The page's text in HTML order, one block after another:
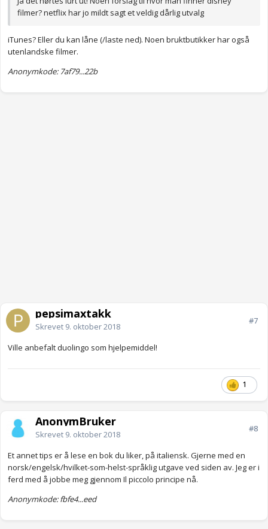
filmer? netflix har jo mildt sagt et veldig dårlig utvalg
iTunes? Eller du kan låne (/laste ned). Noen bruktbutikker har også
utenlandske filmer.
Anonymkode: 7af79...22b
pepsimaxtakk
Skrevet 9. oktober 2018
#7
Ville anbefalt duolingo som hjelpemiddel!
1
AnonymBruker
Skrevet 9. oktober 2018
#8
Et annet tips er å lese en bok du liker, på italiensk. Gjerne med en
norsk/engelsk/hvilket-som-helst-språklig utgave ved siden av. Jeg er i
ferd med å jobbe meg gjennom Il piccolo principe nå.
Anonymkode: fbfe4...eed